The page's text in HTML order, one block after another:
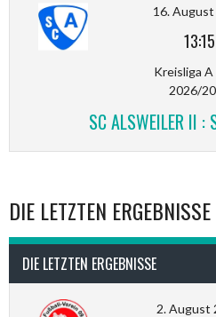
16.
13:15
Kreisliga A
2026/
SC ALSWEILER II :
DIE LETZTEN ERGEBNISSE
DIE LETZTEN ERGEBNISSE
2. August